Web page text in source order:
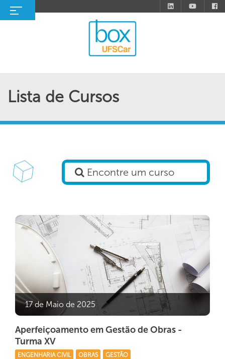
Lista de Cursos
17 de Maio de 2025
Aperfeiçoamento em Gestão de Obras -
Turma XV
ENGENHARIA CIVIL OBRAS GESTÃO